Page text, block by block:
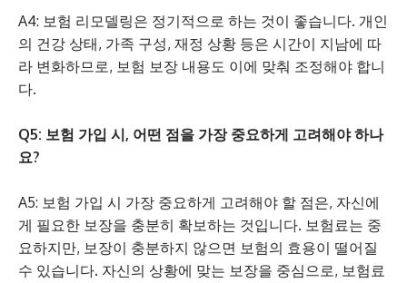
A4: 보험 리모델링은 정기적으로 하는 것이 좋습니다. 개인
의 건강 상태, 가족 구성, 재정 상황 등은 시간이 지남에 따
라 변화하므로, 보험 보장 내용도 이에 맞춰 조정해야 합니
다.
Q5: 보험 가입 시, 어떤 점을 가장 중요하게 고려해야 하나
요?
A5: 보험 가입 시 가장 중요하게 고려해야 할 점은, 자신에
게 필요한 보장을 충분히 확보하는 것입니다. 보험료는 중
요하지만, 보장이 충분하지 않으면 보험의 효용이 떨어질
수 있습니다. 자신의 상황에 맞는 보장을 중심으로, 보험료